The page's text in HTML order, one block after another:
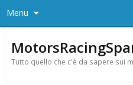
Menu
Tutto quello che c'è da sapere sui